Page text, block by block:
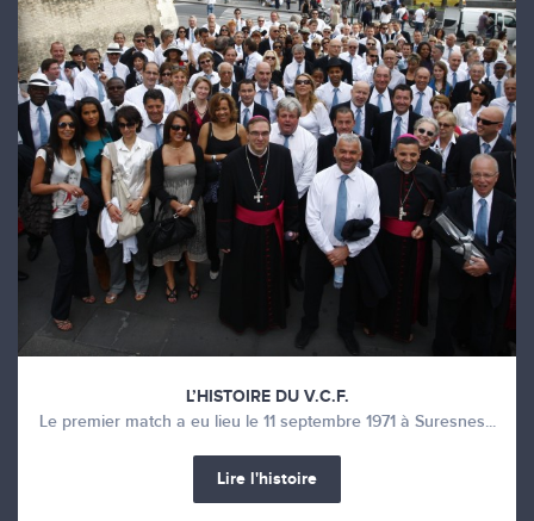
L’HISTOIRE DU V.C.F.
Le premier match a eu lieu le 11 septembre 1971 à Suresnes...
Lire l'histoire